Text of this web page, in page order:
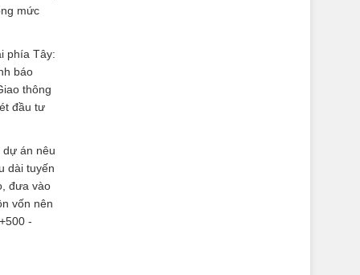
mức
phía Tây:
báo
thông
đầu tư
dự án nêu
dài tuyến
đưa vào
vốn nên
-